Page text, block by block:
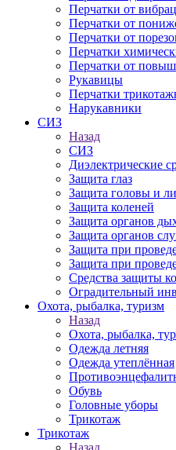
Перчатки от
Перчатки от
Перчатки от
Перчатки
Перчатки от
Рукавицы
Перчатки
Нарукавники
СИЗ
Назад
СИЗ
Диэлектрические
Защита глаз
Защита головы и
Защита коленей
Защита органов
Защита органов
Защита при
Защита при
Средства защиты
Оградительный
Охота, рыбалка, туризм
Назад
Охота, рыбалка,
Одежда летняя
Одежда утеплённая
Обувь
Головные уборы
Трикотаж
Трикотаж
Назад